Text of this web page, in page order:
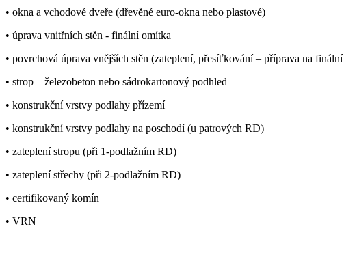
• okna a vchodové dveře (dřevěné euro-okna nebo plastové)
• úprava vnitřních stěn - finální omítka
• povrchová úprava vnějších stěn (zateplení, přesíťkování – příprava na
• strop – železobeton nebo sádrokartonový podhled
• konstrukční vrstvy podlahy přízemí
• konstrukční vrstvy podlahy na poschodí (u patrových RD)
• zateplení stropu (při 1-podlažním RD)
• zateplení střechy (při 2-podlažním RD)
• certifikovaný komín
• VRN